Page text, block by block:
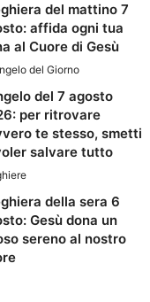
del mattino 7
affida ogni tua
al Cuore di Gesù
del Giorno
del 7 agosto
per ritrovare
te stesso, smetti
salvare tutto
della sera 6
Gesù dona un
sereno al nostro